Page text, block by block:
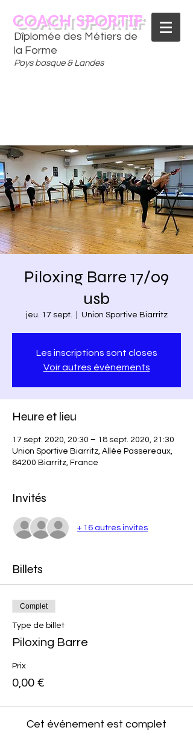
Dîplomée des Métiers de
la Forme
Pays basque & Landes
COACH SPORTIF
Piloxing Barre 17/09
usb
jeu. 17 sept. Union Sportive Biarritz
Les inscriptions sont closes
Voir autres événements
Heure et lieu
17 sept. 2020, 20:30 – 18 sept. 2020, 21:30
Union Sportive Biarritz, Allée Passereaux,
64200 Biarritz, France
Invités
+ 16 autres invités
Billets
Complet
Type de billet
Piloxing Barre
Prix
0,00 €
Cet événement est complet